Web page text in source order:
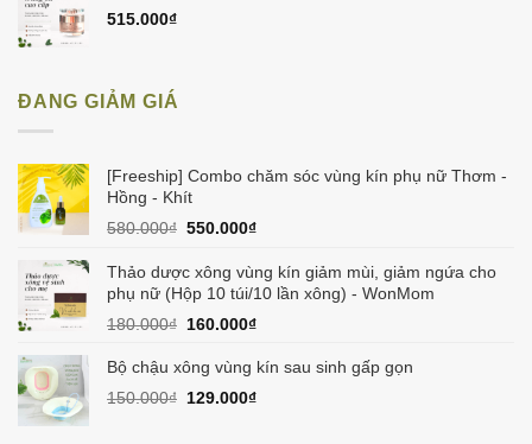
515.000₫
ĐANG GIẢM GIÁ
[Freeship] Combo chăm sóc vùng kín phụ nữ Thơm -
Hồng - Khít
580.000₫ Giá
là:
580.000₫.
550.000₫Giá
tại
là:
Thảo dược xông vùng kín giảm mùi, giảm ngứa cho
phụ nữ (Hộp 10 túi/10 lần xông) - WonMom
180.000₫ Giá
là:
160.000₫Giá
tại
160.000₫.
Bộ chậu xông vùng kín sau sinh gấp gọn
150.000₫ Giá
129.000₫Giá